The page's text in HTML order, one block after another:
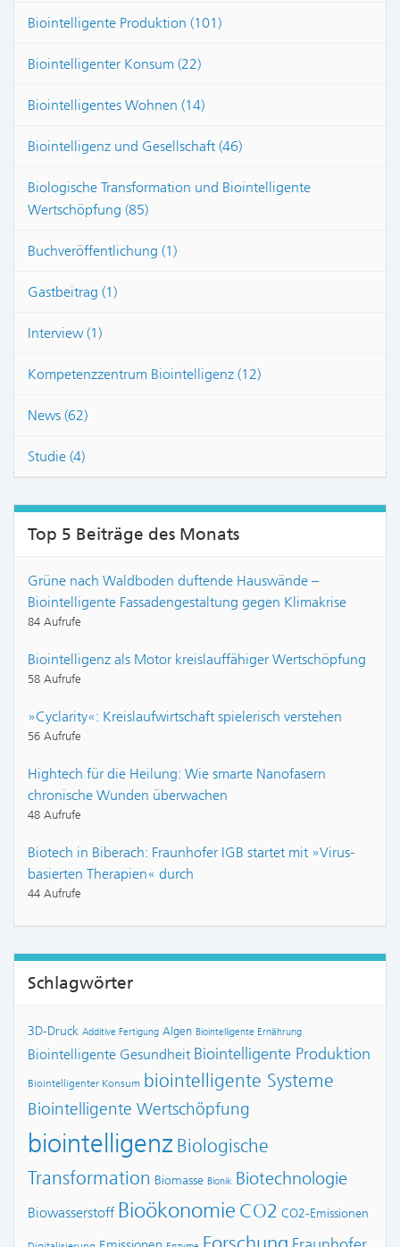
Biointelligente Produktion (101)
Biointelligenter Konsum (22)
Biointelligentes Wohnen (14)
Biointelligenz und Gesellschaft (46)
Biologische Transformation und Biointelligente
Wertschöpfung (85)
Buchveröffentlichung (1)
Gastbeitrag (1)
Interview (1)
Kompetenzzentrum Biointelligenz (12)
News (62)
Studie (4)
Top 5 Beiträge des Monats
Grüne nach Waldboden duftende Hauswände –
Biointelligente Fassadengestaltung gegen Klimakrise
84 Aufrufe
Biointelligenz als Motor kreislauffähiger Wertschöpfung
58 Aufrufe
»Cyclarity«: Kreislaufwirtschaft spielerisch verstehen
56 Aufrufe
Hightech für die Heilung: Wie smarte Nanofasern
chronische Wunden überwachen
48 Aufrufe
Biotech in Biberach: Fraunhofer IGB startet mit »Virus-
basierten Therapien« durch
44 Aufrufe
Schlagwörter
3D-Druck Additive Fertigung Algen Biointelligente Ernährung
Biointelligente Gesundheit Biointelligente Produktion
Biointelligenter Konsum biointelligente Systeme
Biointelligente Wertschöpfung
biointelligenz Biologische
Transformation Biomasse Bionik Biotechnologie
Biowasserstoff Bioökonomie CO2 CO2-Emissionen